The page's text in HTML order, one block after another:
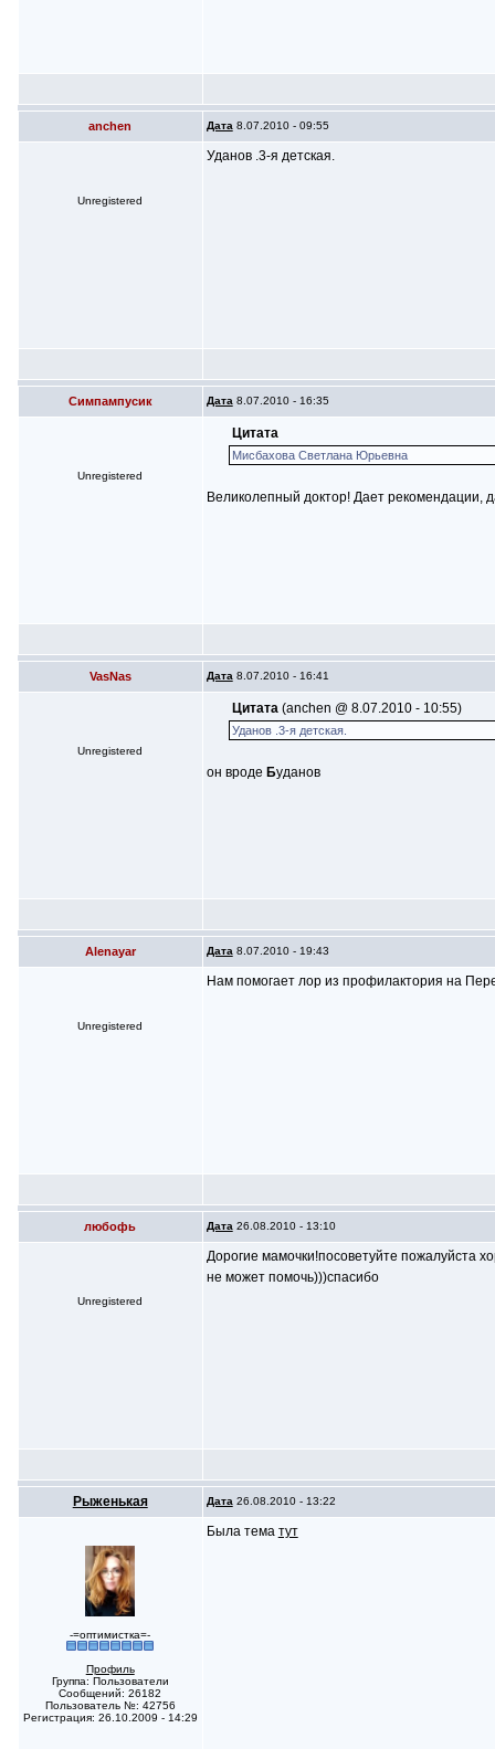
anchen Дата 8.07.2010 - 09:55
Unregistered
Уданов .3-я детская.
Симпампусик Дата 8.07.2010 - 16:35
Unregistered
Цитата
Мисбахова Светлана Юрьевна
Великолепный доктор! Дает рекомендации,
VasNas Дата 8.07.2010 - 16:41
Unregistered
Цитата (anchen @ 8.07.2010 - 10:55)
Уданов .3-я детская.
он вроде Буданов
Alenayar Дата 8.07.2010 - 19:43
Unregistered
Нам помогает лор из профилактория на
любофь Дата 26.08.2010 - 13:10
Unregistered
Дорогие мамочки!посоветуйте пожалуйста
не может помочь)))спасибо
Рыженькая Дата 26.08.2010 - 13:22
-=оптимистка=-
Профиль
Группа: Пользователи
Сообщений: 26182
Пользователь №: 42756
Регистрация: 26.10.2009 - 14:29
Была тема тут